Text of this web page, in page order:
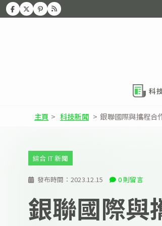
科
主頁 > 科技新聞 > 銀聯國際與攜程合
發布時間： 2023.12.15 0 則留言
綜合 IT 新聞
銀聯國際與